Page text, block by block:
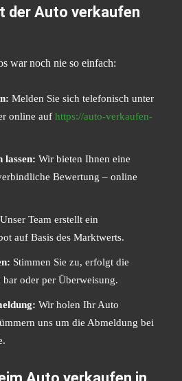
der Auto verkaufen
war noch nie so einfach:
Melden Sie sich telefonisch unter
online auf https://auto-verkaufen-
lassen: Wir bieten Ihnen eine
Bewertung – online
Unser Team erstellt ein
auf Basis des Marktwerts.
Stimmen Sie zu, erfolgt die
oder per Überweisung.
Wir holen Ihr Auto
uns um die Abmeldung bei